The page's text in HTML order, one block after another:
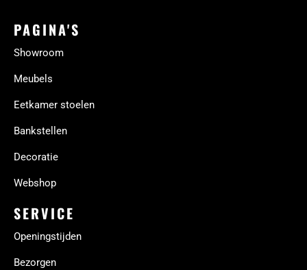
PAGINA'S
Showroom
Meubels
Eetkamer stoelen
Bankstellen
Decoratie
Webshop
SERVICE
Openingstijden
Bezorgen